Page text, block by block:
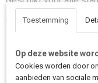
Geleverd per set van 2
Korting bij afname
Montagetip
Toestemming
Op deze website
Cookies worden door
aanbieden van sociale